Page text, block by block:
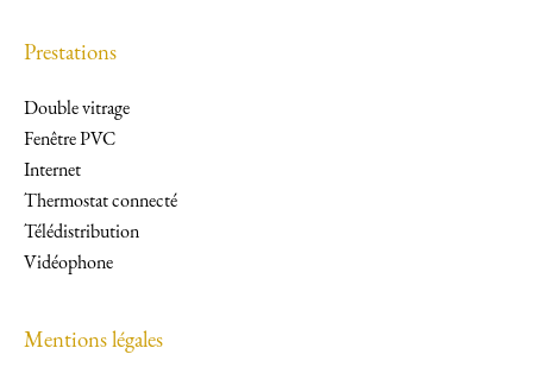
Prestations
Double vitrage
Fenêtre PVC
Internet
Thermostat connecté
Télédistribution
Vidéophone
Mentions légales